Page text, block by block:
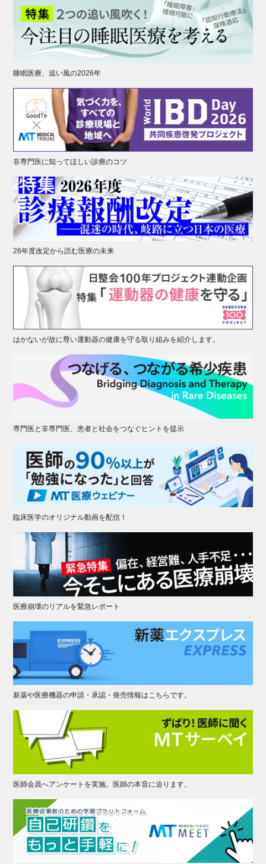
睡眠医療、追い風の2026年
非専門医に知ってほしい診療のコツ
26年度改定から読む医療の未来
はかないが故に尊い運動器の健康を守る取り組みを紹介します。
専門医と非専門医、患者と社会をつなぐヒントを提示
臨床医学のオリジナル動画を配信！
医療崩壊のリアルを緊急レポート
新薬や医療機器の申請・承認・発売情報はこちらです。
医師会員へアンケートを実施。医師の本音に迫ります。